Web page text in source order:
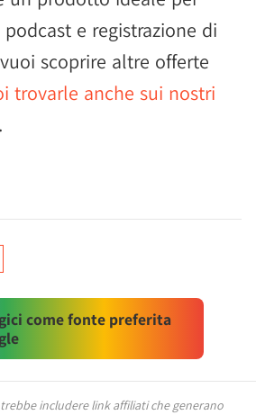
e registrazione di
scoprire altre offerte
trovarle anche sui nostri
.
come fonte preferita
includere link affiliati che generano